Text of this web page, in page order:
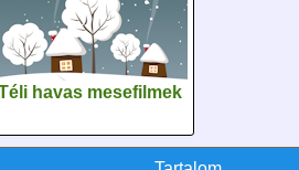
havas mesefilmek